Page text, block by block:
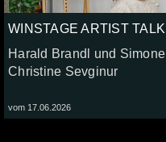
WINSTAGE ARTIST TALK
Harald Brandl und Simone
Christine Sevginur
vom 17.06.2026